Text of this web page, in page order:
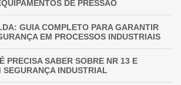
DE PRESSÃO
GUIA COMPLETO PARA GARANTIR
EM PROCESSOS INDUSTRIAIS
PRECISA SABER SOBRE NR 13 E
SEGURANÇA INDUSTRIAL